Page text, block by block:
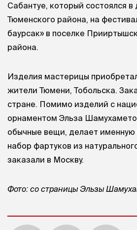
Сабантуе, который состоялся в
Тюменского района, на
баурсак» в поселке
района.
Изделия мастерицы
жители Тюмени, Тобольска.
стране. Помимо изделий с
орнаментом Эльза
обычные вещи, делает
набор фартуков из
заказали в Москву.
Фото: со страницы Эльзы